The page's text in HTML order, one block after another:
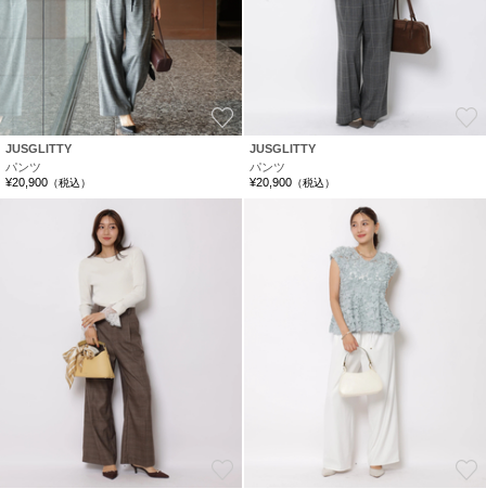
お気に入り
JUSGLITTY
パンツ
¥20,900 （税込）
JUSGLITTY
パンツ
¥20,900 （税込）